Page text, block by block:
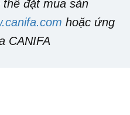
đặt mua sản
hoặc ứng
CANIFA